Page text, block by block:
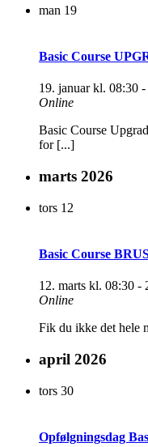
man 19
Basic Course
19. januar kl. 08:30 -
Online
Basic Course
for [...]
marts 2026
tors 12
Basic Course
12. marts kl. 08:30 -
Online
Fik du ikke det hele
april 2026
tors 30
Opfølgningsdag